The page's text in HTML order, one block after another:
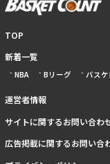
TOP
新着一覧
NBA Bリーグ バス
運営者情報
サイトに関するお問い合わ
広告掲載に関するお問い合